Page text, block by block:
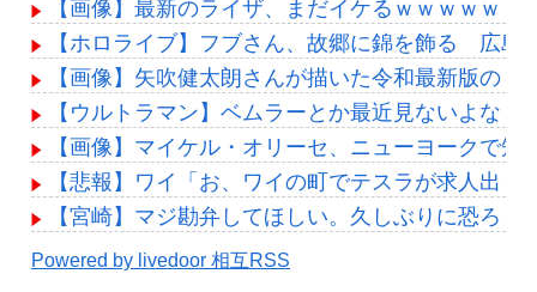
【画像】最新のライザ、まだイケるｗｗｗｗｗ
【ホロライブ】フブさん、故郷に錦を飾る 広島
【画像】矢吹健太朗さんが描いた令和最新版の
【ウルトラマン】ベムラーとか最近見ないよな
【画像】マイケル・オリーセ、ニューヨークで
【悲報】ワイ「お、ワイの町でテスラが求人出
【宮崎】マジ勘弁してほしい。久しぶりに恐ろし
Powered by livedoor 相互RSS